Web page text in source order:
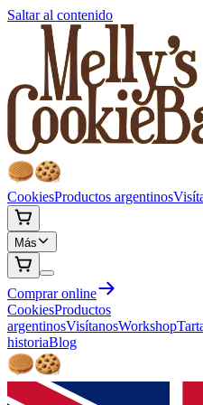
Saltar al contenido
CookiesProductos argentinos
Más
Comprar online
CookiesProductos
argentinosVisítanosWorkshop
historiaBlog